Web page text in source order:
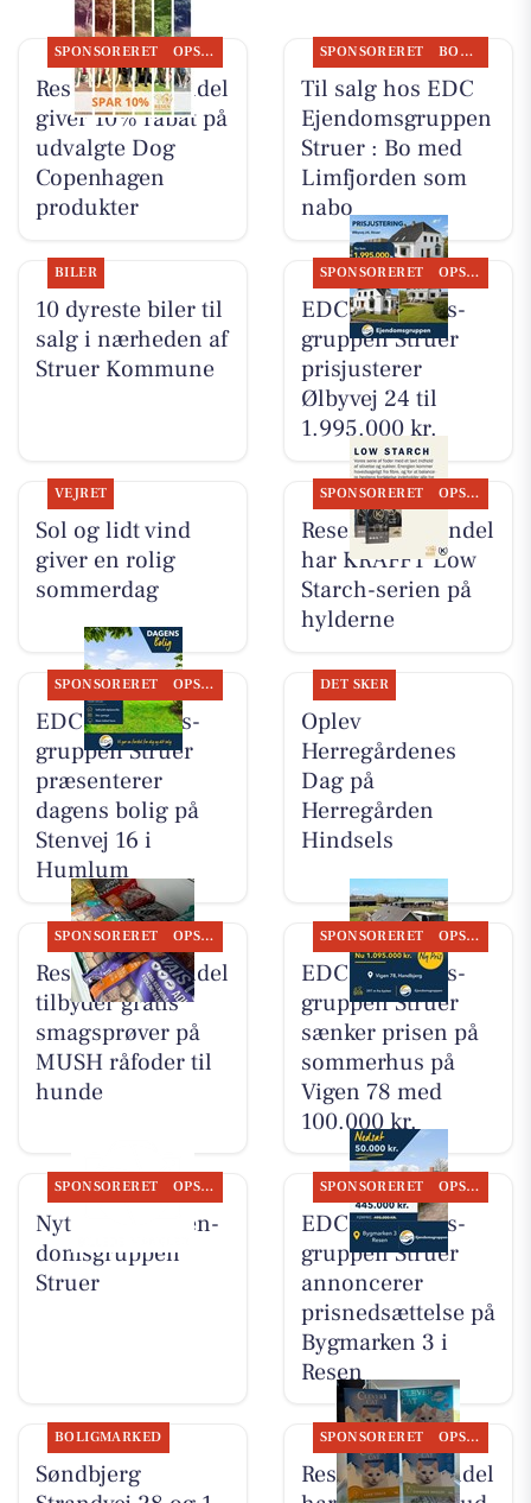
SPONSORERET OPSLAGSTAVLEN
Resen Landhandel
giver 10% rabat på
udvalgte Dog
Copenhagen
produkter
SPONSORERET BOLIGMARKED
Til salg hos EDC
Ejen­doms­grup­pen
Struer : Bo med
Limfjorden som
nabo
BILER
10 dyreste biler til
salg i nærheden af
Struer Kommune
SPONSORERET OPSLAGSTAVLEN
EDC Ejen­doms­
grup­pen Struer
prisjusterer
Ølbyvej 24 til
1.995.000 kr.
VEJRET
Sol og lidt vind
giver en rolig
sommerdag
SPONSORERET OPSLAGSTAVLEN
Resen Landhandel
har KRAFFT Low
Starch-serien på
hylderne
SPONSORERET OPSLAGSTAVLEN
EDC Ejen­doms­
grup­pen Struer
præsenterer
dagens bolig på
Stenvej 16 i
Humlum
DET SKER
Oplev
Herregårdenes
Dag på
Herregården
Hindsels
SPONSORERET OPSLAGSTAVLEN
Resen Landhandel
tilbyder gratis
smagsprøver på
MUSH råfoder til
hunde
SPONSORERET OPSLAGSTAVLEN
EDC Ejen­doms­
grup­pen Struer
sænker prisen på
sommerhus på
Vigen 78 med
100.000 kr.
SPONSORERET OPSLAGSTAVLEN
Nyt fra EDC Ejen­
doms­grup­pen
Struer
SPONSORERET OPSLAGSTAVLEN
EDC Ejen­doms­
grup­pen Struer
annoncerer
prisnedsættelse på
Bygmarken 3 i
Resen
BOLIGMARKED
Søndbjerg
SPONSORERET OPSLAGSTAVLEN
Resen Landhandel